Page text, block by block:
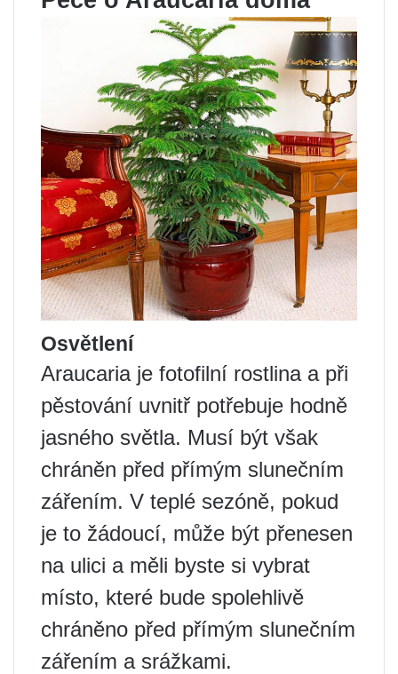
Osvětlení
Araucaria je fotofilní rostlina a při
pěstování uvnitř potřebuje hodně
jasného světla. Musí být však
chráněn před přímým slunečním
zářením. V teplé sezóně, pokud
je to žádoucí, může být přenesen
na ulici a měli byste si vybrat
místo, které bude spolehlivě
chráněno před přímým slunečním
zářením a srážkami.